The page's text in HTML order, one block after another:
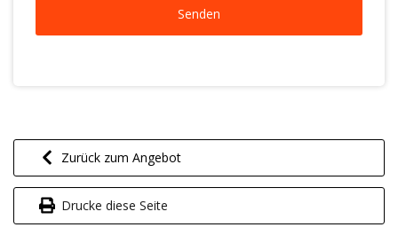
Zurück zum Angebot
Drucke diese Seite